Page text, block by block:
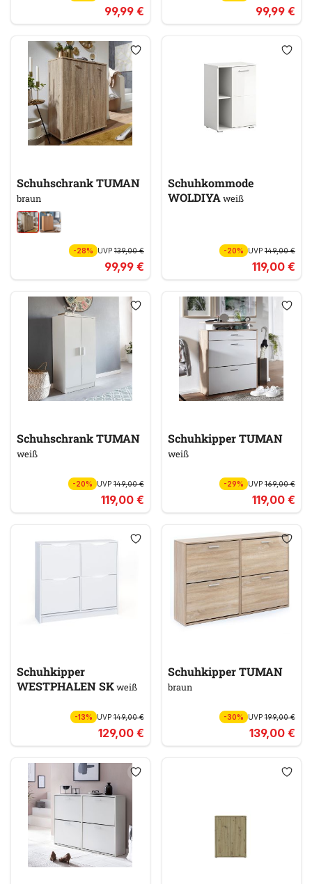
99,99 € 99,99 €
Schuhschrank TUMAN
braun
-28% UVP 139,00 €
99,99 €
Schuhkommode
WOLDIYAweiß
-20% UVP149,00 €
119,00 €
Schuhschrank TUMAN
weiß
-20% UVP 149,00 €
119,00 €
Schuhkipper TUMAN
weiß
-29% UVP169,00 €
119,00 €
Schuhkipper
WESTPHALEN SKweiß
-13% UVP 149,00 €
129,00 €
Schuhkipper TUMAN
braun
-30% UVP199,00 €
139,00 €